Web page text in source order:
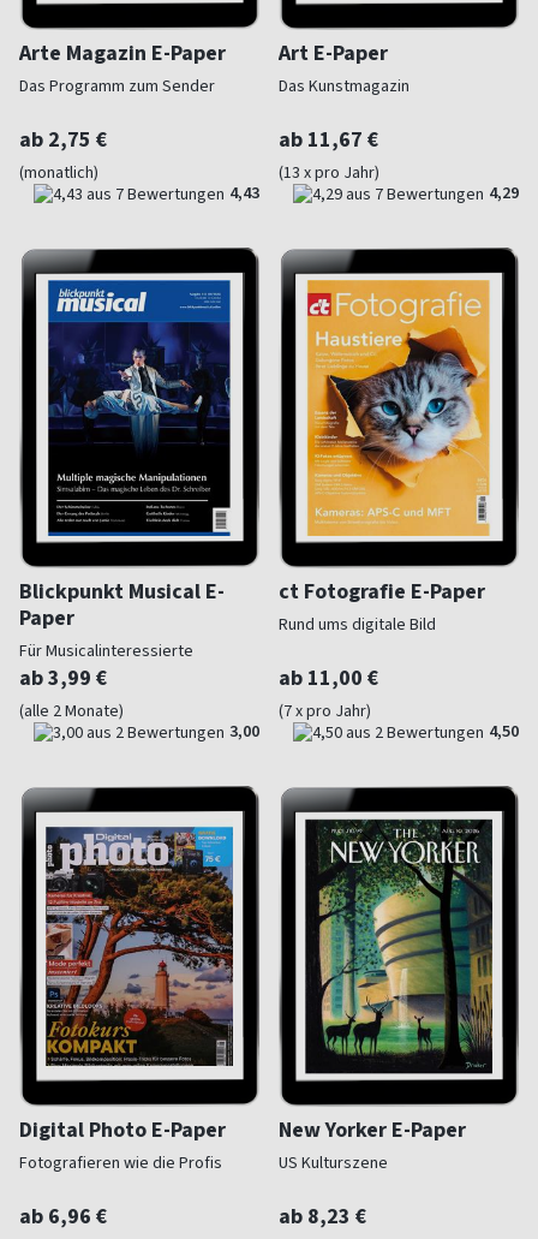
Arte Magazin E-Paper
Das Programm zum Sender
ab 2,75 €
(monatlich)
4,43
Art E-Paper
Das Kunstmagazin
ab 11,67 €
(13 x pro Jahr)
4,29
Blickpunkt Musical E-
Paper
Für Musicalinteressierte
ab 3,99 €
(alle 2 Monate)
3,00
ct Fotografie E-Paper
Rund ums digitale Bild
ab 11,00 €
(7 x pro Jahr)
4,50
Digital Photo E-Paper
Fotografieren wie die Profis
ab 6,96 €
New Yorker E-Paper
US Kulturszene
ab 8,23 €